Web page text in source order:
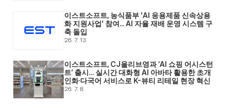
이스트소프트, 농식품부 'AI 응용제품 신속상용
화 지원사업' 참여... AI 자율 재배 운영 시스템 구
축 돌입
26. 7. 13.
이스트소프트, CJ올리브영과 ‘AI 쇼핑 어시스턴
트’ 출시… 실시간 대화형 AI 아바타 활용한 초개
인화·다국어 서비스로 K-뷰티 리테일 현장 혁신
26. 7. 8.